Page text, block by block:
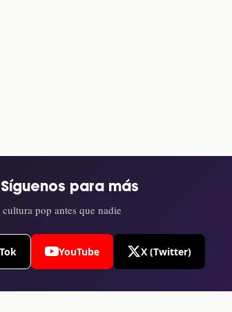
para más
pop antes que nadie
YouTube X (Twitter)